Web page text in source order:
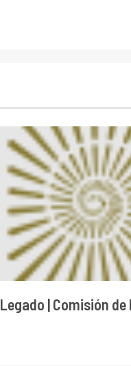
Legado | Comisión de